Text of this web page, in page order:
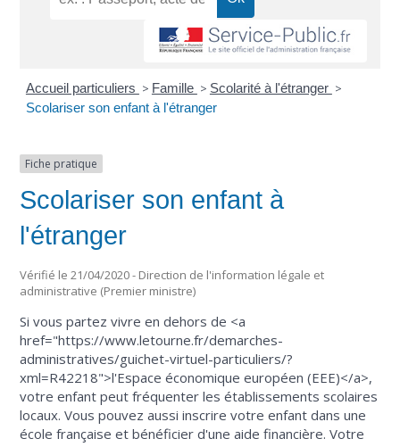
Accueil particuliers > Famille > Scolarité à l'étranger >
Scolariser son enfant à l'étranger
Fiche pratique
Scolariser son enfant à
l'étranger
Vérifié le 21/04/2020 - Direction de l'information légale et
administrative (Premier ministre)
Si vous partez vivre en dehors de <a
href="https://www.letourne.fr/demarches-
administratives/guichet-virtuel-particuliers/?
xml=R42218">l'Espace économique européen (EEE)</a>,
votre enfant peut fréquenter les établissements scolaires
locaux. Vous pouvez aussi inscrire votre enfant dans une
école française et bénéficier d'une aide financière. Votre